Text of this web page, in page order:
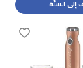
إلى السلّة